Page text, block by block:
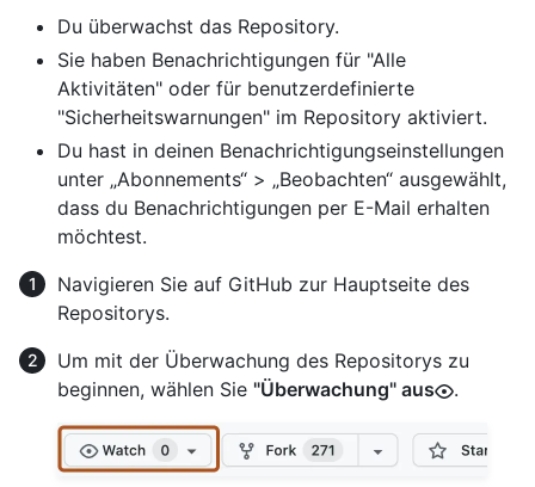
Du überwachst das Repository.
Sie haben Benachrichtigungen für "Alle
Aktivitäten" oder für benutzerdefinierte
"Sicherheitswarnungen" im Repository aktiviert.
Du hast in deinen Benachrichtigungseinstellungen
unter „Abonnements“ > „Beobachten“ ausgewählt,
dass du Benachrichtigungen per E-Mail erhalten
möchtest.
Navigieren Sie auf GitHub zur Hauptseite des
Repositorys.
Um mit der Überwachung des Repositorys zu
beginnen, wählen Sie "Überwachung" aus .